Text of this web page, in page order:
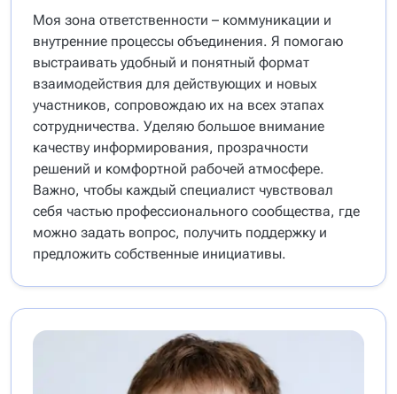
Моя зона ответственности – коммуникации и
внутренние процессы объединения. Я помогаю
выстраивать удобный и понятный формат
взаимодействия для действующих и новых
участников, сопровождаю их на всех этапах
сотрудничества. Уделяю большое внимание
качеству информирования, прозрачности
решений и комфортной рабочей атмосфере.
Важно, чтобы каждый специалист чувствовал
себя частью профессионального сообщества, где
можно задать вопрос, получить поддержку и
предложить собственные инициативы.